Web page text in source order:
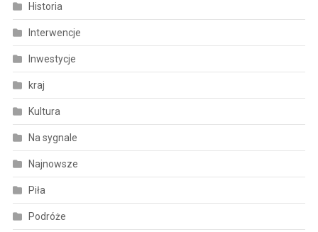
Historia
Interwencje
Inwestycje
kraj
Kultura
Na sygnale
Najnowsze
Piła
Podróże